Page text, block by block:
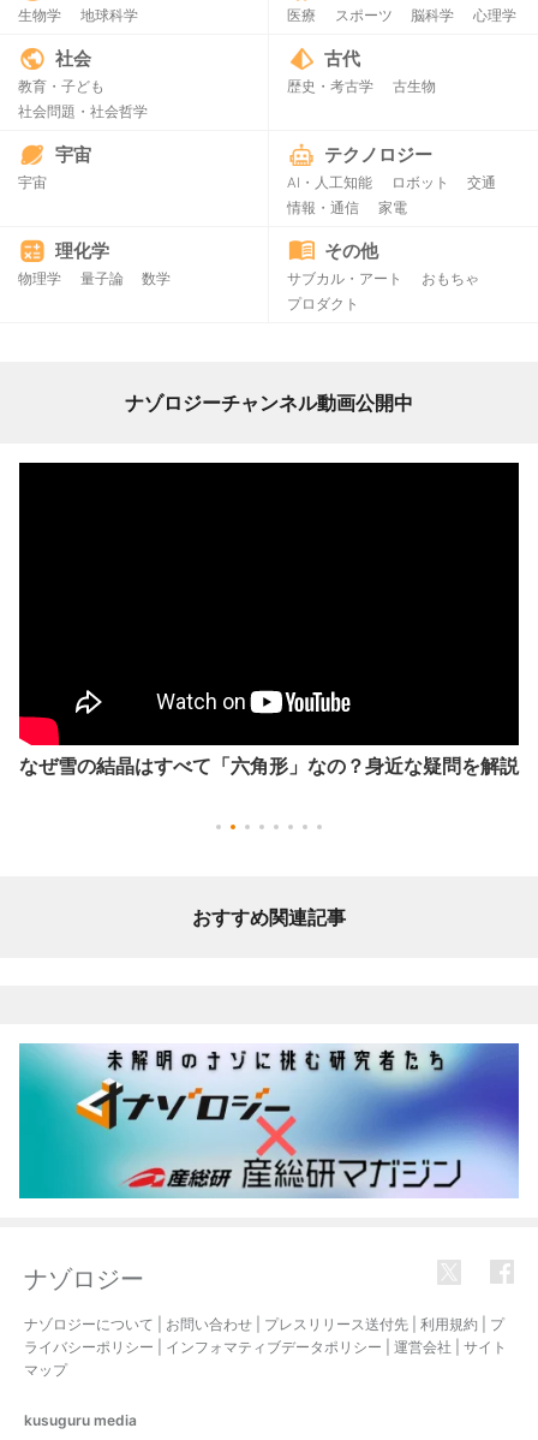
生物学 地球科学 医療 スポーツ 脳科学 心理学
社会
教育・子ども
社会問題・社会哲学
古代
歴史・考古学 古生物
宇宙
宇宙
テクノロジー
AI・人工知能 ロボット
交通
情報・通信
家電
理化学
物理学 量子論 数学
その他
サブカル・アート
おもちゃ
プロダクト
ナゾロジーチャンネル動画公開中
なぜ雪の結晶はすべて「六角形」なの？身近な疑問を解説
おすすめ関連記事
ナゾロジー
ナゾロジーについて お問い合わせ プレスリリース送付先 利用規約
プ
ライバシーポリシー
インフォマティブデータポリシー 運営会社
サイト
マップ
kusuguru media